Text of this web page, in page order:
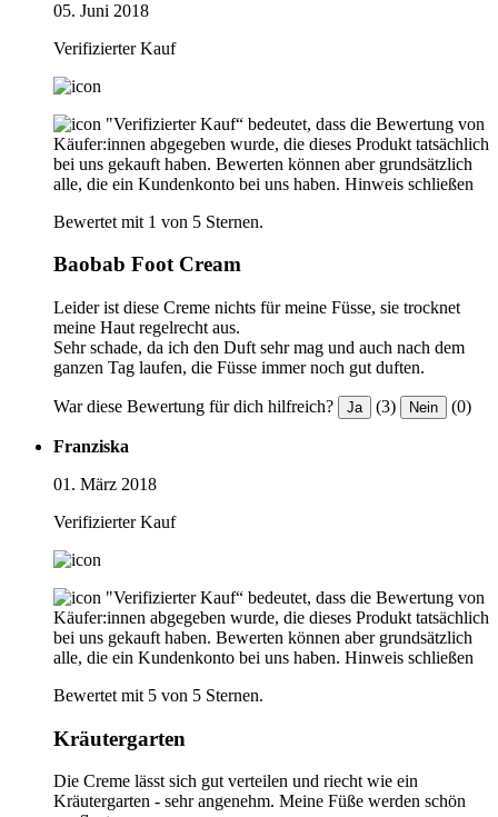
05. Juni 2018
Verifizierter Kauf
"Verifizierter Kauf“ bedeutet, dass die Bewertung von
Käufer:innen abgegeben wurde, die dieses Produkt tatsächlich
bei uns gekauft haben. Bewerten können aber grundsätzlich
alle, die ein Kundenkonto bei uns haben. Hinweis schließen
Bewertet mit 1 von 5 Sternen.
Baobab Foot Cream
Leider ist diese Creme nichts für meine Füsse, sie trocknet
meine Haut regelrecht aus.
Sehr schade, da ich den Duft sehr mag und auch nach dem
ganzen Tag laufen, die Füsse immer noch gut duften.
War diese Bewertung für dich hilfreich? Ja (3) Nein (0)
Franziska
01. März 2018
Verifizierter Kauf
"Verifizierter Kauf“ bedeutet, dass die Bewertung von
Käufer:innen abgegeben wurde, die dieses Produkt tatsächlich
bei uns gekauft haben. Bewerten können aber grundsätzlich
alle, die ein Kundenkonto bei uns haben. Hinweis schließen
Bewertet mit 5 von 5 Sternen.
Kräutergarten
Die Creme lässt sich gut verteilen und riecht wie ein
Kräutergarten - sehr angenehm. Meine Füße werden schön